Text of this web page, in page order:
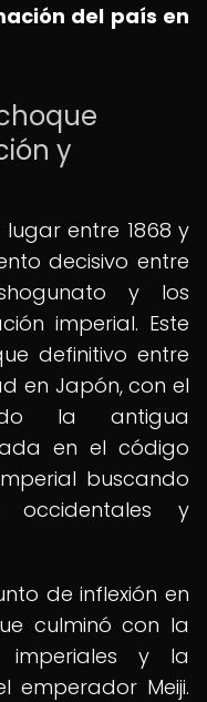
del país en
y
lugar entre 1868 y
decisivo entre
y los
imperial. Este
definitivo entre
en Japón, con el
la antigua
en el código
buscando
occidentales y
de inflexión en
culminó con la
y la
emperador Meiji.